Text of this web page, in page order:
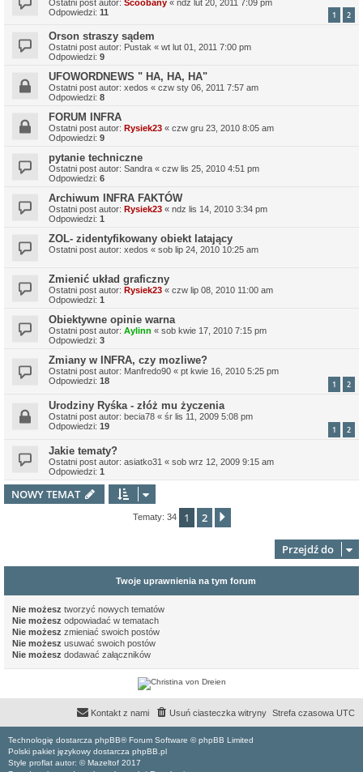
Ostatni post autor: Scoobany « ndz lut 20, 2011 7:09 pm
Odpowiedzi: 11 1 2
Orson straszy sądem
Ostatni post autor: Pustak « wt lut 01, 2011 7:00 pm
Odpowiedzi: 9
UFOWORDNEWS " HA, HA, HA"
Ostatni post autor: xedos « czw sty 06, 2011 7:57 am
Odpowiedzi: 8
FORUM INFRA
Ostatni post autor: Rysiek23 « czw gru 23, 2010 8:05 am
Odpowiedzi: 9
pytanie techniczne
Ostatni post autor: Sandra « czw lis 25, 2010 4:51 pm
Odpowiedzi: 6
Archiwum INFRA FAKTÓW
Ostatni post autor: Rysiek23 « ndz lis 14, 2010 3:34 pm
Odpowiedzi: 1
ZOL- zidentyfikowany obiekt latający
Ostatni post autor: xedos « sob lip 24, 2010 10:25 am
Zmienić układ graficzny
Ostatni post autor: Rysiek23 « czw lip 08, 2010 11:00 am
Odpowiedzi: 1
Obiektywne opinie warna
Ostatni post autor: Aylinn « sob kwie 17, 2010 7:15 pm
Odpowiedzi: 3
Zmiany w INFRA, czy mozliwe?
Ostatni post autor: Manfredo90 « pt kwie 16, 2010 5:25 pm
Odpowiedzi: 18 1 2
Urodziny Ryśka - złóż mu życzenia
Ostatni post autor: becia78 « śr lis 11, 2009 5:08 pm
Odpowiedzi: 19 1 2
Jakie tematy?
Ostatni post autor: asiatko31 « sob wrz 12, 2009 9:15 am
Odpowiedzi: 1
NOWY TEMAT
Tematy: 34 1 2
Przejdź do
Twoje uprawnienia na tym forum
Nie możesz tworzyć nowych tematów
Nie możesz odpowiadać w tematach
Nie możesz zmieniać swoich postów
Nie możesz usuwać swoich postów
Nie możesz dodawać załączników
Strefa czasowa UTC
Usuń ciasteczka witryny
Kontakt z nami
Technologię dostarcza phpBB® Forum Software © phpBB Limited
Polski pakiet językowy dostarcza phpBB.pl
Style proflat autor: ©Mazeltof 2017